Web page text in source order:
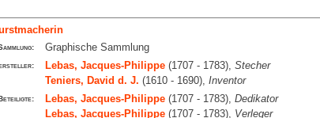
Graphische Sammlung
Lebas, Jacques-Philippe(1707 - 1783), Stecher
Teniers, David d. J. (1610 - 1690), Inventor
Lebas, Jacques-Philippe(1707 - 1783), Dedikator
Lebas, Jacques-Philippe(1707 - 1783), Verleger